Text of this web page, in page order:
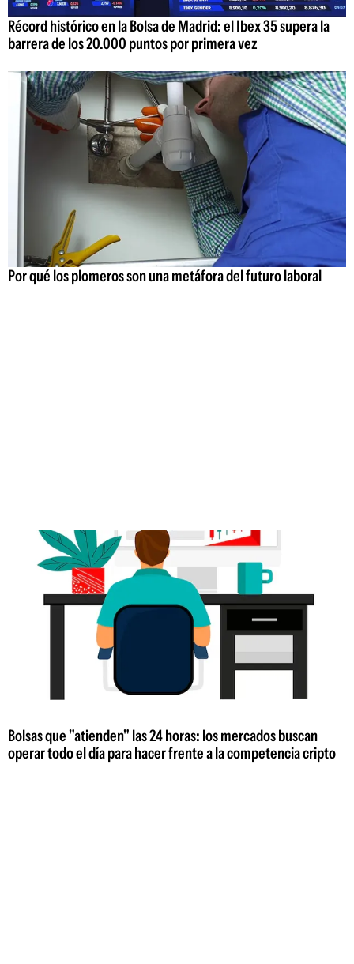
Récord histórico en la Bolsa de Madrid: el Ibex 35 supera la
barrera de los 20.000 puntos por primera vez
Por qué los plomeros son una metáfora del futuro laboral
Bolsas que "atienden" las 24 horas: los mercados buscan
operar todo el día para hacer frente a la competencia cripto